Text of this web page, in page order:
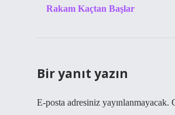
Rakam Kaçtan Başlar
Bir yanıt yazın
E-posta adresiniz yayınlanmayacak.